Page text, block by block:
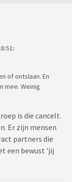
of ontslaan. En
mee. Weinig
is die cancelt.
Er zijn mensen
partners die
een bewust 'jij